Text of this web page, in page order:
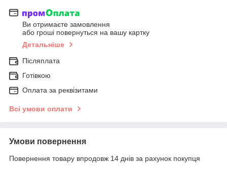
Ви отримаєте замовлення
або гроші повернуться на вашу картку
Детальніше
Післяплата
Готівкою
Оплата за реквізитами
Всі умови оплати
Умови повернення
Повернення товару впродовж 14 днів за рахунок покупця